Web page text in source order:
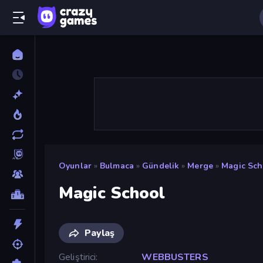
Oyunlar » Bulmaca » Gündelik » Merge » Magic
Magic School
Paylaş
Geliştirici
WEBBUSTERS